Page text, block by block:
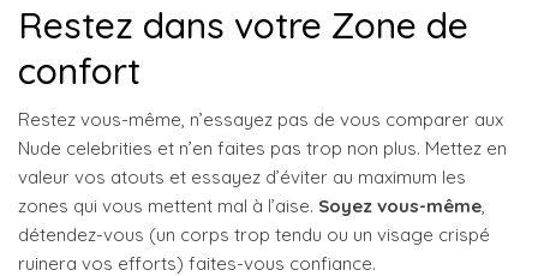
Restez dans votre Zone de
confort
Restez vous-même, n’essayez pas de vous comparer aux
Nude celebrities et n’en faites pas trop non plus. Mettez en
valeur vos atouts et essayez d’éviter au maximum les
zones qui vous mettent mal à l’aise. Soyez vous-même
détendez-vous (un corps trop tendu ou un visage crispé
ruinera vos efforts) faites-vous confiance.